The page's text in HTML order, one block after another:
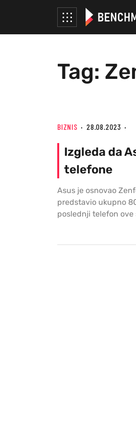
Tag:
BIZNIS 28.08.2023
Izgleda da
telefone
Asus je osnovao
predstavio ukupno
poslednji telefon ove